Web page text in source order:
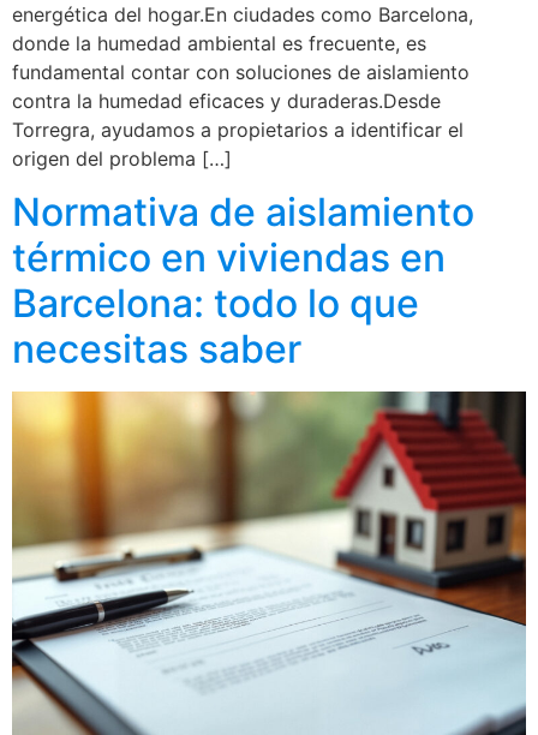
energética del hogar.En ciudades como Barcelona,
donde la humedad ambiental es frecuente, es
fundamental contar con soluciones de aislamiento
contra la humedad eficaces y duraderas.Desde
Torregra, ayudamos a propietarios a identificar el
origen del problema […]
Normativa de aislamiento
térmico en viviendas en
Barcelona: todo lo que
necesitas saber